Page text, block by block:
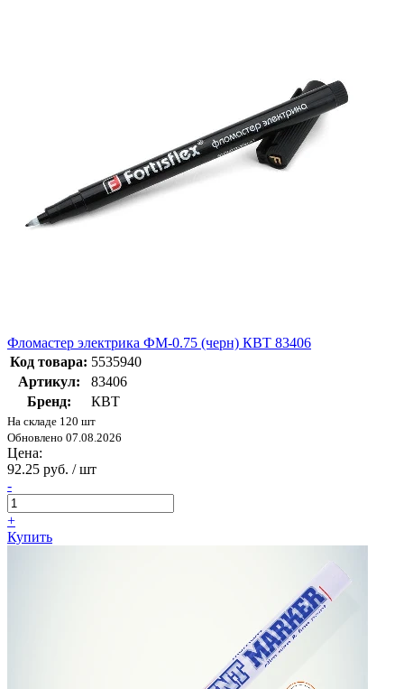
Фломастер электрика ФМ-0.75 (черн) КВТ 83406
Код товара: 5535940
Артикул:
83406
Бренд:
КВТ
На складе 120 шт
Обновлено 07.08.2026
Цена:
92.25 руб. / шт
-
+
Купить